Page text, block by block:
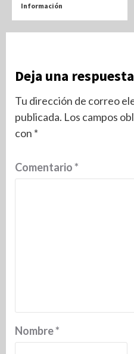
Información
Deja una respuesta
Tu dirección de correo
publicada. Los campos
con *
Comentario*
Nombre*